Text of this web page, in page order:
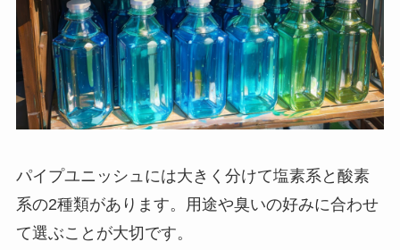
パイプユニッシュには大きく分けて塩素系と酸素
系の2種類があります。用途や臭いの好みに合わせ
て選ぶことが大切です。